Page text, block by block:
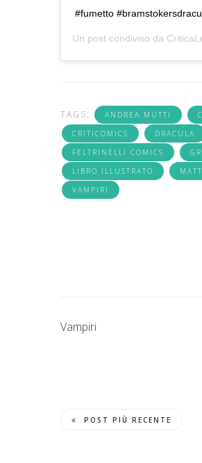
#fumetto
Un post condiviso da
TAGS: ANDREA MUTTI
CRITICOMICS
DRACULA
FELTRINELLI COMICS
LIBRO ILLUSTRATO
VAMPIRI
Vampiri
POST PIÙ RECENTE